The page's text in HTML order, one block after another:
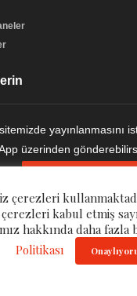
yayınlanmasını
üzerinden
. All Rights Reserved.
çerezleri
kabul etmiş
hakkında daha fazla
Politikası